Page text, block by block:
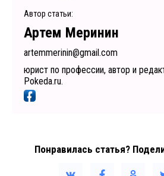
Автор статьи:
Артем Меринин
artemmerinin@gmail.com
юрист по профессии, автор и
Pokeda.ru.
Понравилась статья?